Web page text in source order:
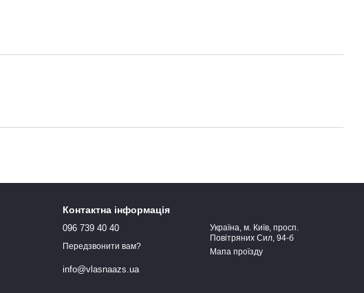
Контактна інформація
096 739 40 40
Передзвонити вам?
info@vlasnaazs.ua
Україна, м. Київ, просп.
Повітряних Сил, 94-б
Мапа проїзду